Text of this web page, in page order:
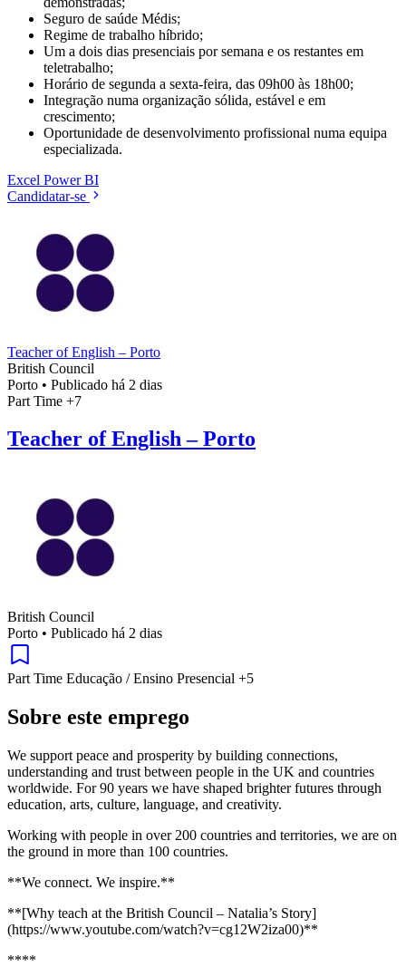
Seguro de saúde Médis;
Regime de trabalho híbrido;
Um a dois dias presenciais por semana e os restantes em
teletrabalho;
Horário de segunda a sexta-feira, das 09h00 às 18h00;
Integração numa organização sólida, estável e em
crescimento;
Oportunidade de desenvolvimento profissional numa equipa
especializada.
Excel Power BI
Candidatar-se
Teacher of English – Porto
British Council
Porto • Publicado há 2 dias
Part Time +7
Teacher of English – Porto
British Council
Porto • Publicado há 2 dias
Part Time Educação / Ensino Presencial +5
Sobre este emprego
We support peace and prosperity by building connections,
understanding and trust between people in the UK and countries
worldwide. For 90 years we have shaped brighter futures through
education, arts, culture, language, and creativity.
Working with people in over 200 countries and territories, we are on
the ground in more than 100 countries.
**We connect. We inspire.**
**[Why teach at the British Council – Natalia’s Story]
(https://www.youtube.com/watch?v=cg12W2iza00)**
****